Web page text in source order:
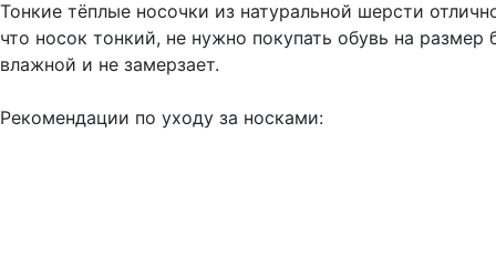
Тонкие тёплые носочки из натуральной шерсти
что носок тонкий, не нужно покупать обувь на размер
влажной и не замерзает.
Рекомендации по уходу за носками: